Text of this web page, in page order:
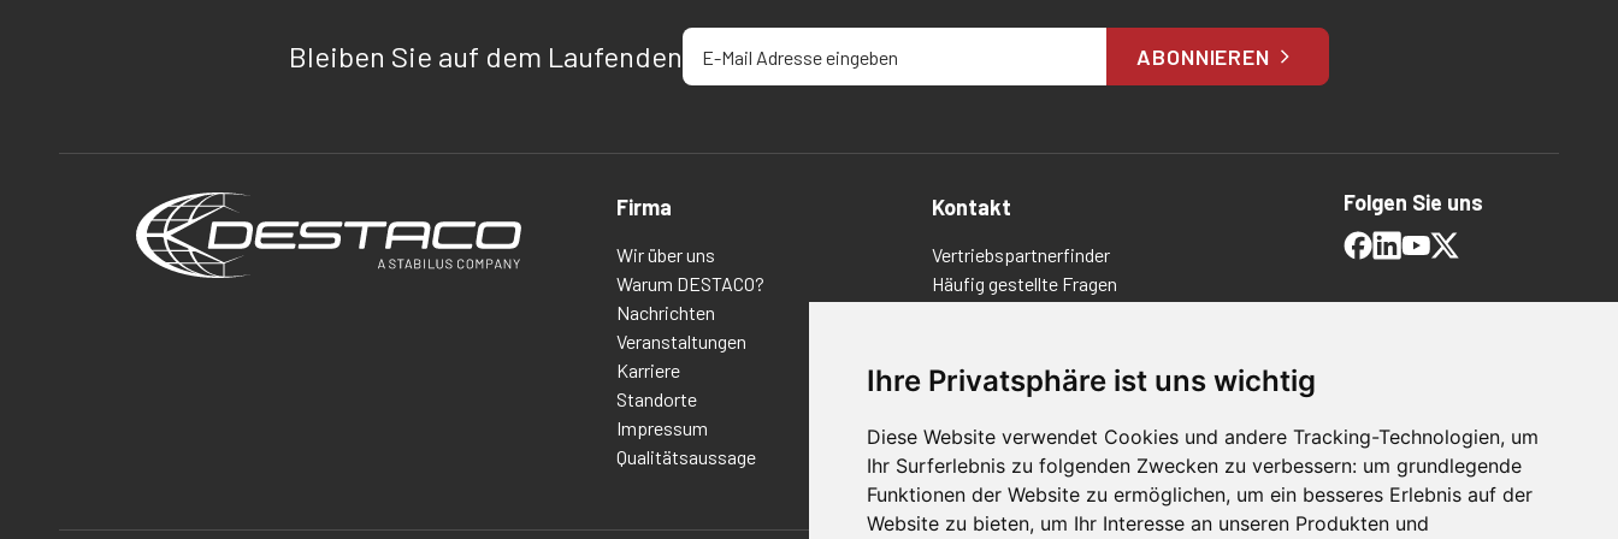
Ihre Privatsphäre ist uns wichtig
Diese Website verwendet Cookies und andere Tracking-Technologien, um
Ihr Surferlebnis zu folgenden Zwecken zu verbessern: um grundlegende
Funktionen der Website zu ermöglichen, um ein besseres Erlebnis auf der
Website zu bieten, um Ihr Interesse an unseren Produkten und
Bleiben Sie auf dem LaufendenE-Mail-Adresse eingeben
ABONNIEREN
Firma
Wir über uns
Warum DESTACO?
Nachrichten
Veranstaltungen
Karriere
Standorte
Impressum
Qualitätsaussage
Kontakt
Vertriebspartnerfinder
Häufig gestellte Fragen
Richtlinien/AGBs
Folgen Sie uns